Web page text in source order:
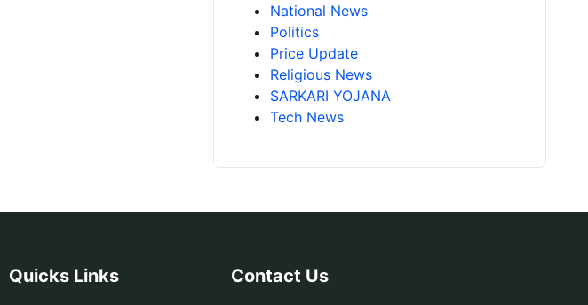
National News
Politics
Price Update
Religious News
SARKARI YOJANA
Tech News
Quicks Links Contact Us